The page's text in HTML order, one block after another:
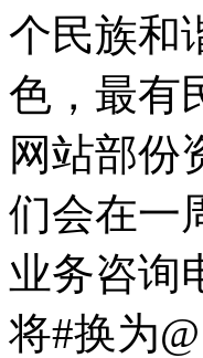
个民族和
色，最有
网站部份
们会在一
业务咨询
将#换为